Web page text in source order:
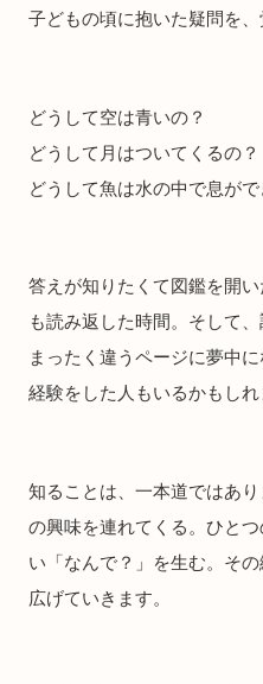
子どもの頃に抱いた疑問を
どうして空は青いの？
どうして月はついてくるの？
どうして魚は水の中で息がで
答えが知りたくて図鑑を開
も読み返した時間。そして
まったく違うページに夢中
経験をした人もいるかもしれ
知ることは、一本道ではあ
の興味を連れてくる。ひと
い「なんで？」を生む。そ
広げていきます。